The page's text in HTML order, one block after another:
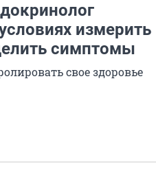
измерить
симптомы
свое здоровье